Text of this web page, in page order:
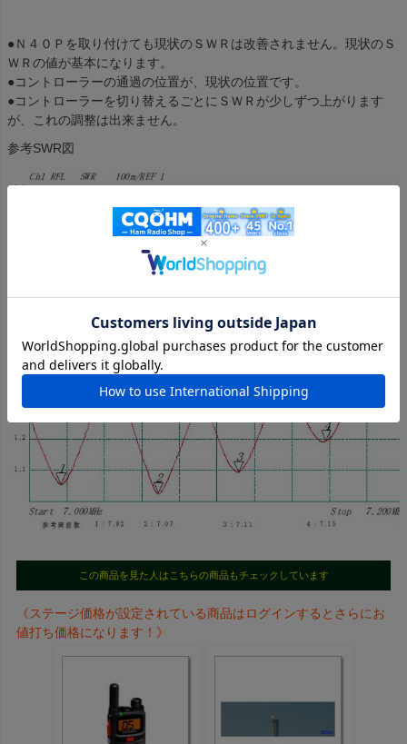
●Ｎ４０Ｐを取り付けても現状のＳＷＲは改善されません。現状のＳ
ＷＲの値が基本になります。
●コントローラーの通過の位置が、現状の位置です。
●コントローラーを切り替えるごとにＳＷＲが少しずつ上がります
が、これの調整は出来ません。
参考SWR図
この商品を見た人はこちらの商品もチェックしています
《ステージ価格が設定されている商品はログインするとさらにお
値打ち価格になります！》